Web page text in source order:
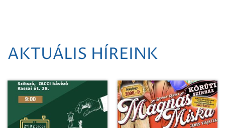
AKTUÁLIS HÍREINK